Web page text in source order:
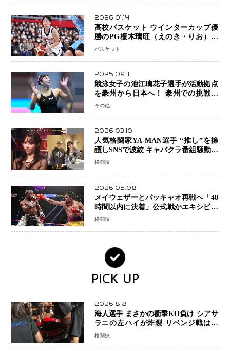
2026.01.14
高校バスケット ウインターカップ優
勝のPG榎木璃旺（えのき・りお）が
プロの現場へ―。
バスケット
2025.09.11
競泳女子の池江璃花子選手が活動拠点
を豪州から日本へ！ 豪州での挑戦を
糧に、28年ロサンゼルス五輪へ再始動
その他
2026.03.10
人気格闘家YA-MAN選手 “推し”を擁
護しSNSで波紋 キャバクラ番組騒動に
参戦…結果的にPR効果も？
格闘技
2026.05.08
メイウェザーとパッキャオ再戦へ「48
時間以内に決着」公式戦かエキシビシ
ョンか混迷続く
格闘技
PICK UP
2026.8.8
海人選手 まさかの衝撃KO負け シアサ
ラニの左ハイが炸裂 リベンジ戦は一
瞬で決着
格闘技